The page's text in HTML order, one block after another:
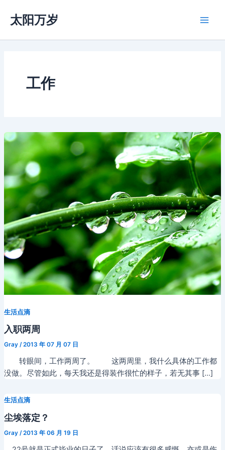
容
太阳万岁
工作
生活点滴
入职两周
Gray /2013 年 07 月 07 日
转眼间，工作两周了。 这两周里，我什么具体的工作都
没做。尽管如此，每天我还是得装作很忙的样子，若无其事 […]
生活点滴
尘埃落定？
Gray /2013 年 06 月 19 日